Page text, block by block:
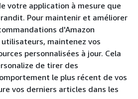
votre application à mesure que
Pour maintenir et améliorer
d'Amazon
utilisateurs, maintenez vos
personnalisées à jour. Cela
de tirer des
le plus récent de vos
vos derniers articles dans les